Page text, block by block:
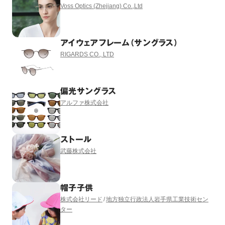
Voss Optics (Zhejiang) Co.,Ltd
アイウェアフレーム（サングラス）
RIGARDS CO., LTD
偏光サングラス
アルファ株式会社
ストール
武藤株式会社
帽子子供
株式会社リード 地方独立行政法人岩手県工業技術セン
ター